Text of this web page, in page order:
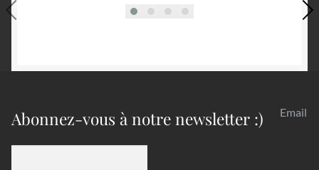
Abonnez-vous à notre newsletter :) Email